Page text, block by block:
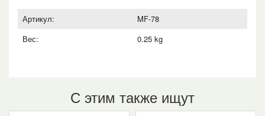
Артикул:
MF-78
Вес:
0.25 kg
С этим также ищут